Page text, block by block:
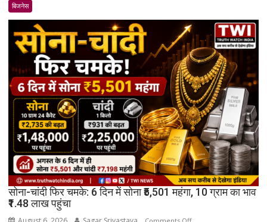
बड़ा
एक्शन:
फेसबुक-
इंस्टाग्राम
से
युवाओं
की
मेंटल
हेल्थ
प्रभावित,
₹9030
करोड़
का
बिजनेस
सोना-चांदी फिर चमके: 6 दिन में सोना ₹5,501 महंगा, 10 ग्राम का भाव
₹1.48 लाख पहुंचा
on